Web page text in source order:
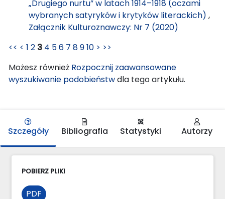
„Drugiego nurtu” w latach 1914–1918 (oczami
wybranych satyryków i krytyków literackich) ,
Załącznik Kulturoznawczy: Nr 7 (2020)
<< < 1 2 3 4 56 7 8910 > >>
Możesz również Rozpocznij zaawansowane
wyszukiwanie podobieństwdla tego artykułu.
Szczegóły Bibliografia Statystyki Autorzy
POBIERZ PLIKI
PDF